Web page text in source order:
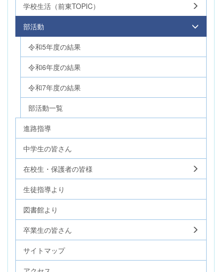
学校生活（前東TOPIC）
部活動
令和5年度の結果
令和6年度の結果
令和7年度の結果
部活動一覧
進路指導
中学生の皆さん
在校生・保護者の皆様
生徒指導より
図書館より
卒業生の皆さん
サイトマップ